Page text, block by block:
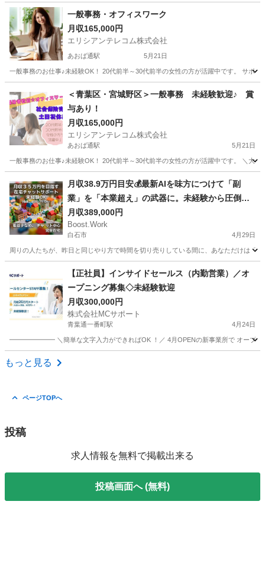
一般事務・オフィスワーク
月収165,000円
エリシアンテレコム株式会社
あおば通駅 5月21日
一般事務のお仕事♪未経験OK！ 20代前半～30代前半の女性の方が活躍中です。 サポ
あおば通駅 一般事務 未経験
＜青葉区・宮城野区＞一般事務 未経験歓迎♪ 賞
与あり！
月収165,000円
エリシアンテレコム株式会社
あおば通駅 5月21日
一般事務のお仕事♪未経験OK！ 20代前半～30代前半の女性の方が活躍中です。 ＼大
あおば通駅 一般事務 宮城
仙台駅 一般事務 未経験
月収38.9万円目安💰最新AIを味方につけて「副
業」を「本業超え」の武器に。未経験から圧倒的
な差をつける、次世代のチャットサポート募集開
始です！✨
月収389,000円
Boost.Work
白石市 4月29日
周りの人たちが、昨日と同じやり方で時間を切り売りしている間に、あなただけは「
一般事務 最新
【正社員】インサイドセールス（内勤営業）／オ
ープニング募集◇未経験歓迎
月収300,000円
株式会社MCサポート
青葉通一番町駅 4月24日
━━━━━━━ ＼簡単な文字入力ができればOK ！／ 4月OPENの新事業所で オープ
宮城 仙台市
もっと見る
ページTOPへ
投稿
求人情報を無料で掲載出来る
投稿画面へ (無料)